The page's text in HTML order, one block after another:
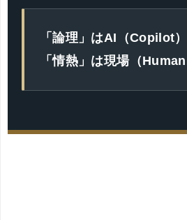
「論理」はAI（Copilot）
「情熱」は現場（Human